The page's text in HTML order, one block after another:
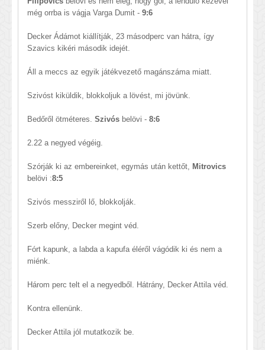
még orrba is vágja Varga Dumit - 9:6
Decker Ádámot kiállítják, 23 másodperc van hátra, így
Szavics kikéri második idejét.
Áll a meccs az egyik játékvezető magánszáma miatt.
Szivóst kiküldik, blokkoljuk a lövést, mi jövünk.
Bedőről ötméteres. Szivós belövi - 8:6
2.22 a negyed végéig.
Szórják ki az embereinket, egymás után kettőt, Mitrovics
belövi :8:5
Szivós messziről lő, blokkolják.
Szerb előny, Decker megint véd.
Fórt kapunk, a labda a kapufa éléről vágódik ki és nem a
miénk.
Három perc telt el a negyedből. Hátrány, Decker Attila véd.
Kontra ellenünk.
Decker Attila jól mutatkozik be.